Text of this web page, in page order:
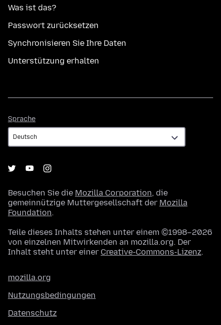
Was ist das?
Passwort zurücksetzen
Synchronisieren Sie Ihre Daten
Unterstützung erhalten
Sprache
Besuchen Sie die Mozilla Corporation, die
gemeinnützige Muttergesellschaft der Mozilla
Foundation.
Teile dieses Inhalts stehen unter einem ©1998–2026
von einzelnen Mitwirkenden an mozilla.org. Der
Inhalt steht unter einer Creative-Commons-Lizenz.
mozilla.org
Nutzungsbedingungen
Datenschutz